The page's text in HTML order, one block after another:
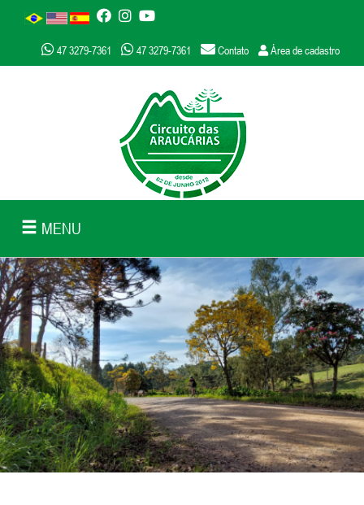
47 3279-7361 47 3279-7361 Contato Área de cadastro
MENU